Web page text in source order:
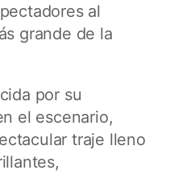
al
grande de la
por su
el escenario,
traje lleno